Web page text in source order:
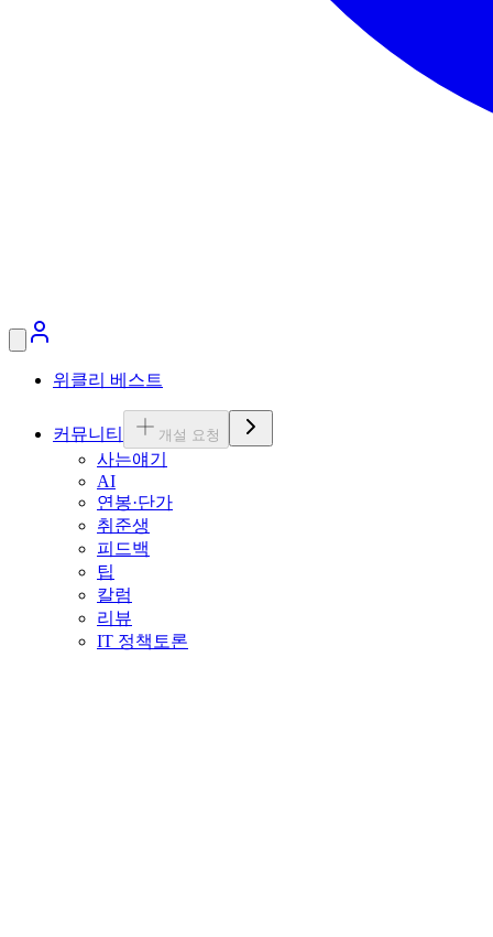
위클리 베스트
커뮤니티 개설 요청
사는얘기
AI
연봉·단가
취준생
피드백
팁
칼럼
리뷰
IT 정책토론